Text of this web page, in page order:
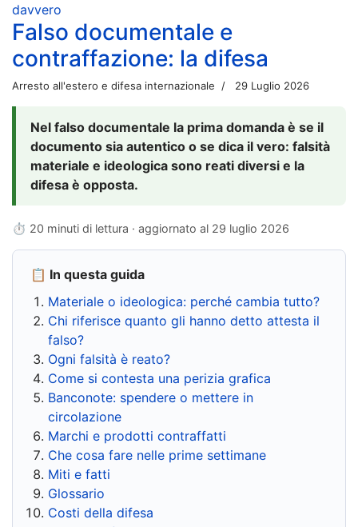
davvero
Falso documentale e
contraffazione: la difesa
Arresto all'estero e difesa internazionale 29 Luglio 2026
Nel falso documentale la prima domanda è se il
documento sia autentico o se dica il vero: falsità
materiale e ideologica sono reati diversi e la
difesa è opposta.
⏱ 20 minuti di lettura · aggiornato al 29 luglio 2026
📋 In questa guida
Materiale o ideologica: perché cambia tutto?
Chi riferisce quanto gli hanno detto attesta il
falso?
Ogni falsità è reato?
Come si contesta una perizia grafica
Banconote: spendere o mettere in
circolazione
Marchi e prodotti contraffatti
Che cosa fare nelle prime settimane
Miti e fatti
Glossario
Costi della difesa